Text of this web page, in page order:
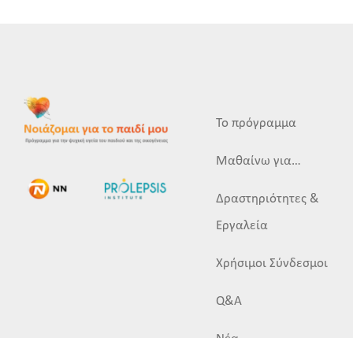
Το πρόγραμμα
Μαθαίνω για…
Δραστηριότητες &
Εργαλεία
Χρήσιμοι Σύνδεσμοι
Q&A